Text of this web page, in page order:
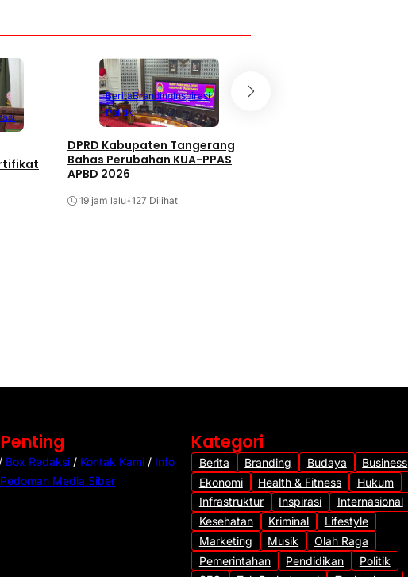
BeritaBrandingInspirasi
Politik
DPRD Kabupaten Tangerang
Bahas Perubahan KUA-PPAS
APBD 2026
19 jam lalu•127 Dilihat
Box Redaksi / Kontak Kami / Info
Pedoman Media Siber
Kategori
Berita Branding Budaya
Business
Ekonomi
Health & Fitness
Hukum
Infrastruktur
Inspirasi
Internasional
Kesehatan
Kriminal
Lifestyle
Marketing
Musik
Olah Raga
Pemerintahan
Pendidikan
Politik